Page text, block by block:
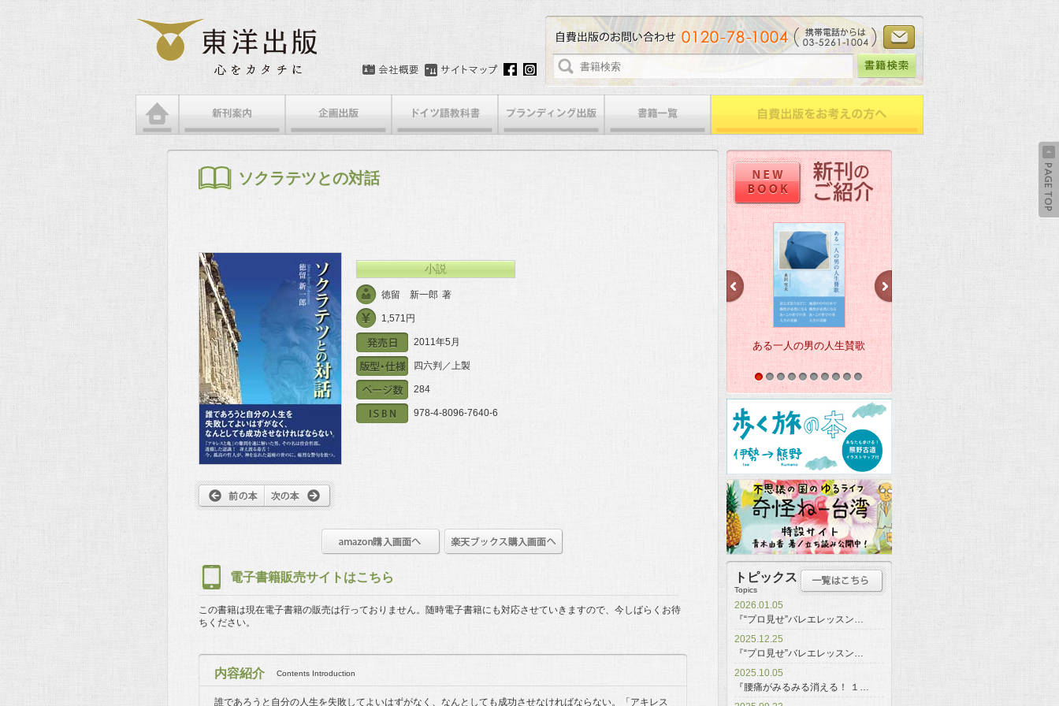
メインメニュー
メインコンテンツへ移動
サブコンテンツへ移動
ソクラテツとの対話
小説
徳留 新一郎 著
1,571円
2011年5月
四六判／上製
284
978-4-8096-7640-6
電子書籍販売サイトはこちら
この書籍は現在電子書籍の販売は行っておりません。 随時電子書籍にも対応させていきますので、今しばらくお待
ちください。
内容紹介 Contents Introduction
誰であろうと自分の人生を失敗してよいはずがなく、なんとしても成功させなければならない。「アキレス
ある一人の男の人生賛歌
1 2 6 7 10
トピックス
Topics
2026.01.05
『“プロ見せ”バレエレッスン…
2025.12.25
『“プロ見せ”バレエレッスン…
2025.10.05
『腰痛がみるみる消える！ １…